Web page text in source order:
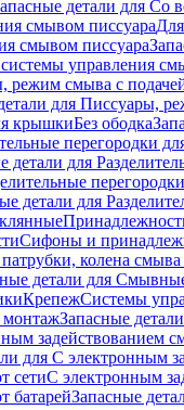
детали для Со
смывом писсуара
смывом писсуара
управления
режим смыва с
для Писсуары,
крышкиБез ободка
перегородки
детали для
детали для
Сифоны и
колена смыва
детали для
КрепежСистемы
Запасные
задействованием
для С электронным
сетиС электронным
батарейЗапасные